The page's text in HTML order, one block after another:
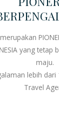
yang tetap
maju.
lebih dari
Travel